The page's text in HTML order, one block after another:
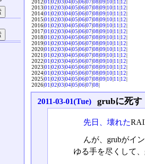
2012|01|02|03|04|05|06|07|08|09|10|11|12|
2013|01|02|03|04|05|06|07|08|09|10|11|12|
2014|01|02|03|04|05|06|07|08|09|10|11|12|
2015|01|02|03|04|05|06|07|08|09|10|11|12|
2016|01|02|03|04|05|06|07|08|09|10|11|12|
2017|01|02|03|04|05|06|07|08|09|10|11|12|
2018|01|02|03|04|05|06|07|08|09|10|11|12|
2019|01|02|03|04|05|06|07|08|09|10|11|12|
2020|01|02|03|04|05|06|07|08|09|10|11|12|
2021|01|02|03|04|05|06|07|08|09|10|11|12|
2022|01|02|03|04|05|06|07|08|09|10|11|12|
2023|01|02|03|04|05|06|07|08|09|10|11|12|
2024|01|02|03|04|05|06|07|08|09|10|11|12|
2025|01|02|03|04|05|06|07|08|09|10|11|12|
2026|01|02|03|04|05|06|07|08|
2011-03-01(Tue) grubに死す
先日、壊れた
んが、grubがイ
ゆる手を尽くして